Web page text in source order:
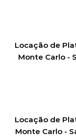
Locação de
Monte Carlo -
Locação de
Monte Carlo -